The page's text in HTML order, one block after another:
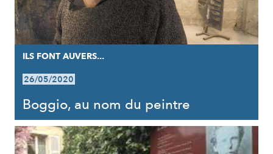
ILS FONT AUVERS...
26/05/2020
Boggio, au nom du peintre